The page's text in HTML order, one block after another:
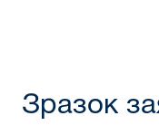
Зразок